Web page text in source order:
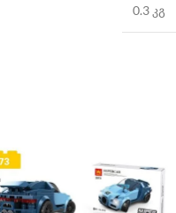
0.3 კგ